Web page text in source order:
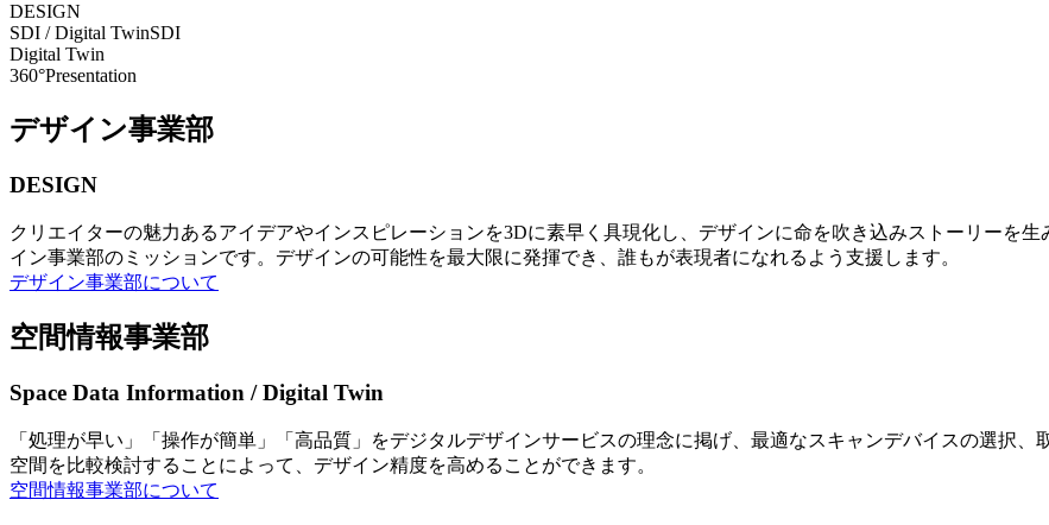
DESIGN
SDI / Digital TwinSDI
Digital Twin
360°Presentation
デザイン事業部
DESIGN
クリエイターの魅力あるアイデアやインスピレーションを3Dに素早く具現化し、デザインに命を吹き込みストーリーを
イン事業部のミッションです。デザインの可能性を最大限に発揮でき、誰もが表現者になれるよう支援します。
デザイン事業部について
空間情報事業部
Space Data Information / Digital Twin
「処理が早い」「操作が簡単」「高品質」をデジタルデザインサービスの理念に掲げ、最適なスキャンデバイスの選択
空間を比較検討することによって、デザイン精度を高めることができます。
空間情報事業部について